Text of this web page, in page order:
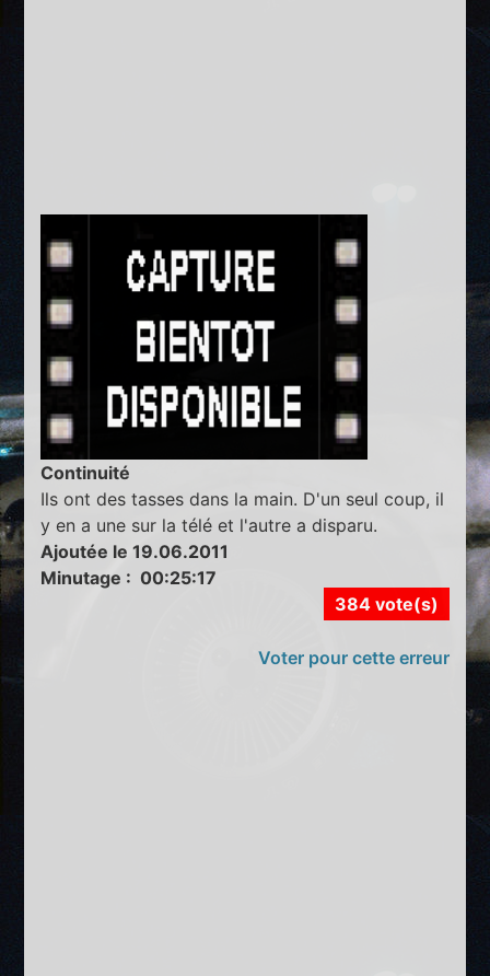
Continuité
Ils ont des tasses dans la main. D'un seul coup, il
y en a une sur la télé et l'autre a disparu.
Ajoutée le 19.06.2011
Minutage : 00:25:17
384 vote(s)
Voter pour cette erreur